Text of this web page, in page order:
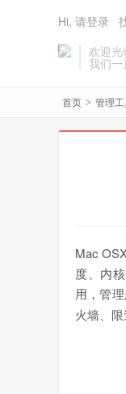
欢迎光
我们一
Hi, 请登录
首页 > 管理
Mac
度、内
用，管
火墙、